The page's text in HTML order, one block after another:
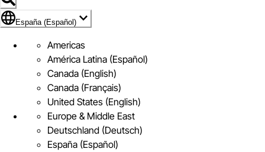
Icono de marca de España (Español)
España (Español)
Americas
América Latina (Español)
Canada (English)
Canada (Français)
United States (English)
Europe & Middle East
Deutschland (Deutsch)
España (Español)